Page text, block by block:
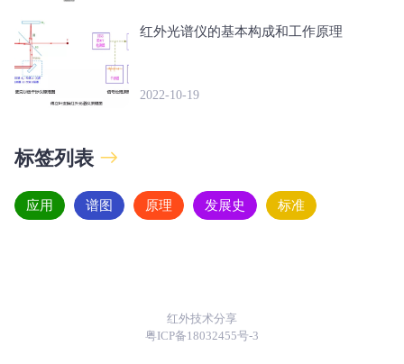
红外光谱仪的基本构成和工作原理
2022-10-19
标签列表
应用 谱图 原理 发展史 标准
红外技术分享
粤ICP备18032455号-3